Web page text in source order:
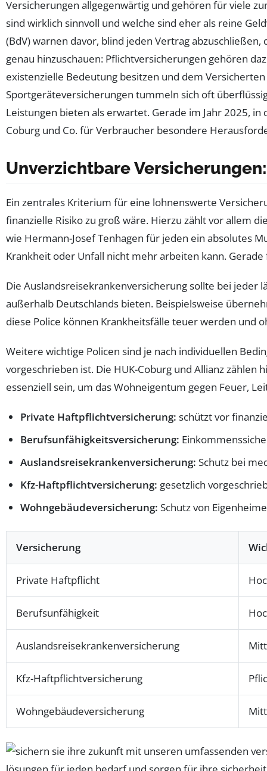
Versicherungen allgegenwärtig und gehören für viele
sind wirklich sinnvoll und welche sind eher als reine
(BdV) warnen davor, blind jeden Vertrag
genau hinzuschauen: Pflichtversicherungen gehören
existenzielle Bedeutung besitzen und dem
Sportgeräteversicherungen tummeln sich oft
Leistungen bieten als erwartet. Gerade im Jahr 2025,
Coburg und Co. für Verbraucher besondere
Unverzichtbare
Ein zentrales Kriterium für eine lohnenswerte
finanzielle Risiko zu groß wäre. Hierzu zählt vor allem
wie Hermann-Josef Tenhagen für jeden ein absolutes
Krankheit oder Unfall nicht mehr arbeiten kann.
Die Auslandsreisekrankenversicherung sollte bei jeder
außerhalb Deutschlands bieten. Beispielsweise
diese Police können Krankheitsfälle teuer werden und
Weitere wichtige Policen sind je nach individuellen
vorgeschrieben ist. Die HUK-Coburg und Allianz
essenziell sein, um das Wohneigentum gegen Feuer,
Private Haftpflichtversicherung: schützt vor
Berufsunfähigkeitsversicherung:
Auslandsreisekrankenversicherung: Schutz bei
Kfz-Haftpflichtversicherung: gesetzlich
Wohngebäudeversicherung: Schutz von
Versicherung
Private Haftpflicht
Berufsunfähigkeit
Auslandsreisekrankenversicherung
Kfz-Haftpflichtversicherung
Wohngebäudeversicherung